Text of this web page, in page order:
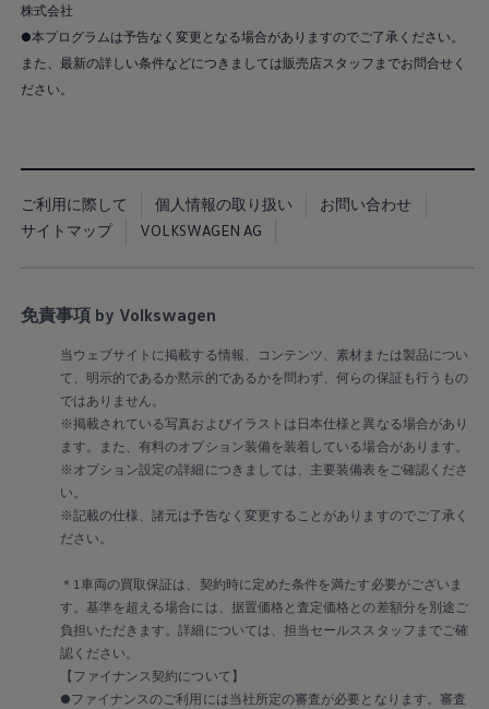
スマート買取
キャンペーン/ファイナンスプログラム
フォルクスワーゲンについて
正規ディーラー地域別採用情報
プレスリリース
2025
2020
2018
2017
2016
2015
リコール関連情報
セーフティ マイスター
株式会社
●本プログラムは予告なく変更となる場合がありますのでご了承ください。
また、最新の詳しい条件などにつきましては販売店スタッフまでお問合せく
ださい。
ご利用に際して 個人情報の取り扱い
お問い合わせ
サイトマップ
VOLKSWAGEN AG
免責事項 by Volkswagen
当ウェブサイトに掲載する情報、コンテンツ、素材または製品につい
て、明示的であるか黙示的であるかを問わず、何らの保証も行うもの
ではありません。
※掲載されている写真およびイラストは日本仕様と異なる場合があり
ます。また、有料のオプション装備を装着している場合があります。
※オプション設定の詳細につきましては、主要装備表をご確認くださ
い。
※記載の仕様、諸元は予告なく変更することがありますのでご了承く
ださい。
＊1車両の買取保証は、契約時に定めた条件を満たす必要がございま
す。基準を超える場合には、据置価格と査定価格との差額分を別途ご
負担いただきます。詳細については、担当セールススタッフまでご確
認ください。
【ファイナンス契約について】
●ファイナンスのご利用には当社所定の審査が必要となります。審査